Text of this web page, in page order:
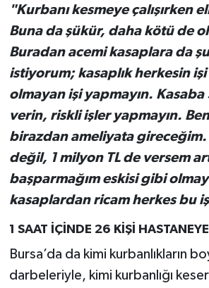
"Kurbanı kesmeye çalışırken
Buna da şükür, daha kötü de
Buradan acemi kasaplara da
istiyorum; kasaplık herkesin
olmayan işi yapmayın.
verin, riskli işler yapmayın.
birazdan ameliyata
değil, 1 milyon TL de versem
başparmağım eskisi gibi
kasaplardan ricam herkes bu
1 SAAT İÇİNDE 26 KİŞİ
Bursa’da da kimi kurbanlıkların
darbeleriyle, kimi kurbanlığı